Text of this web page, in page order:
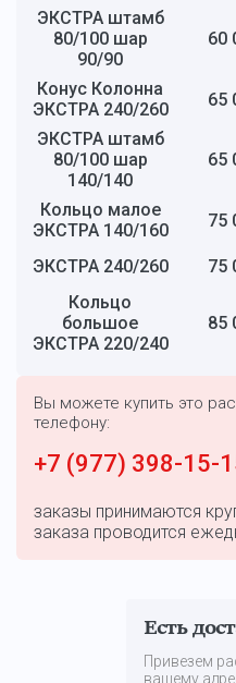
ЭКСТРА штамб
80/100 шар
90/90
60
Конус Колонна
ЭКСТРА 240/260
65
ЭКСТРА штамб
80/100 шар
140/140
65
Кольцо малое
ЭКСТРА 140/160
75
ЭКСТРА 240/260 75
Кольцо
большое
ЭКСТРА 220/240
85
Вы можете купить это
телефону:
+7 (977) 398-15-
заказы принимаются
заказа проводится
Есть
Привезем
вашему